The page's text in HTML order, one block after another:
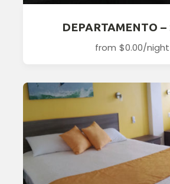
DEPARTAMENTO –
from $0.00/night